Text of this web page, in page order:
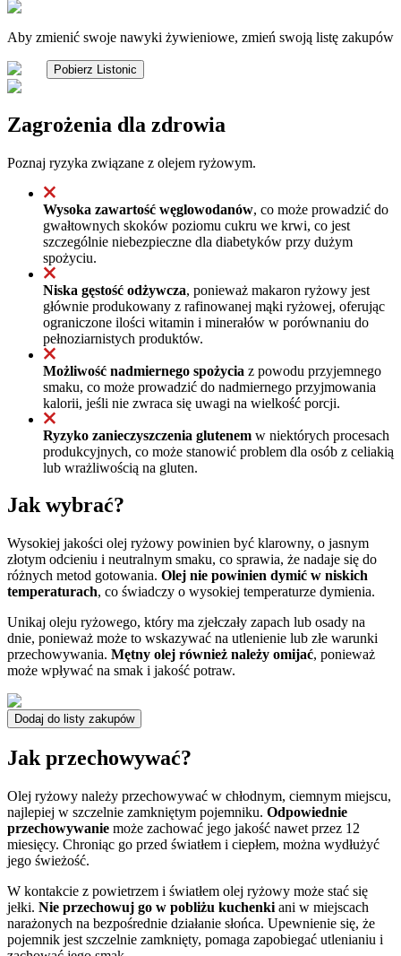
Aby zmienić swoje nawyki żywieniowe, zmień swoją listę zakupów
Pobierz Listonic
Zagrożenia dla zdrowia
Poznaj ryzyka związane z olejem ryżowym.
Wysoka zawartość węglowodanów, co może prowadzić do
gwałtownych skoków poziomu cukru we krwi, co jest
szczególnie niebezpieczne dla diabetyków przy dużym
spożyciu.
Niska gęstość odżywcza, ponieważ makaron ryżowy jest
głównie produkowany z rafinowanej mąki ryżowej, oferując
ograniczone ilości witamin i minerałów w porównaniu do
pełnoziarnistych produktów.
Możliwość nadmiernego spożycia z powodu przyjemnego
smaku, co może prowadzić do nadmiernego przyjmowania
kalorii, jeśli nie zwraca się uwagi na wielkość porcji.
Ryzyko zanieczyszczenia glutenem w niektórych procesach
produkcyjnych, co może stanowić problem dla osób z celiakią
lub wrażliwością na gluten.
Jak wybrać?
Wysokiej jakości olej ryżowy powinien być klarowny, o jasnym
złotym odcieniu i neutralnym smaku, co sprawia, że nadaje się do
różnych metod gotowania. Olej nie powinien dymić w niskich
temperaturach, co świadczy o wysokiej temperaturze dymienia.
Unikaj oleju ryżowego, który ma zjełczały zapach lub osady na
dnie, ponieważ może to wskazywać na utlenienie lub złe warunki
przechowywania. Mętny olej również należy omijać, ponieważ
może wpływać na smak i jakość potraw.
Dodaj do listy zakupów
Jak przechowywać?
Olej ryżowy należy przechowywać w chłodnym, ciemnym miejscu,
najlepiej w szczelnie zamkniętym pojemniku. Odpowiednie
przechowywanie może zachować jego jakość nawet przez 12
miesięcy. Chroniąc go przed światłem i ciepłem, można wydłużyć
jego świeżość.
W kontakcie z powietrzem i światłem olej ryżowy może stać się
jełki. Nie przechowuj go w pobliżu kuchenki ani w miejscach
narażonych na bezpośrednie działanie słońca. Upewnienie się, że
pojemnik jest szczelnie zamknięty, pomaga zapobiegać utlenianiu i